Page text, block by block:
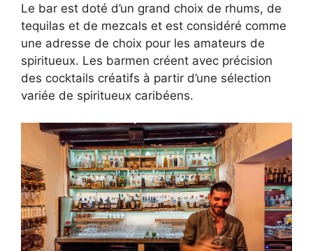
Le bar est doté d’un grand choix de rhums, de
tequilas et de mezcals et est considéré comme
une adresse de choix pour les amateurs de
spiritueux. Les barmen créent avec précision
des cocktails créatifs à partir d’une sélection
variée de spiritueux caribéens.